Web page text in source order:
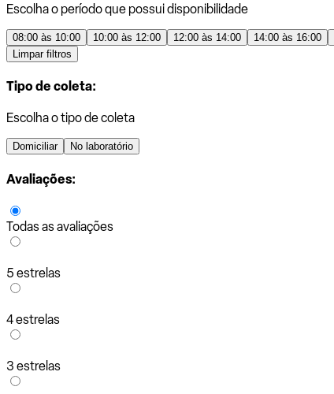
Escolha o período que possui disponibilidade
08:00 às 10:00 10:00 às 12:00 12:00 às 14:00 14:00 às 16:00
Limpar filtros
Tipo de coleta:
Escolha o tipo de coleta
Domiciliar No laboratório
Avaliações:
Todas as avaliações
5 estrelas
4 estrelas
3 estrelas